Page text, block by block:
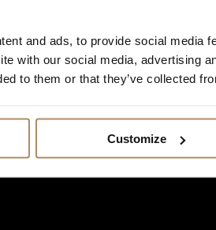
and ads, to provide social media
with our social media, advertising
to them or that they’ve collected
Customize
du gir oss, og at vi sender deg
om vår praksis for personvern og hvordan vi